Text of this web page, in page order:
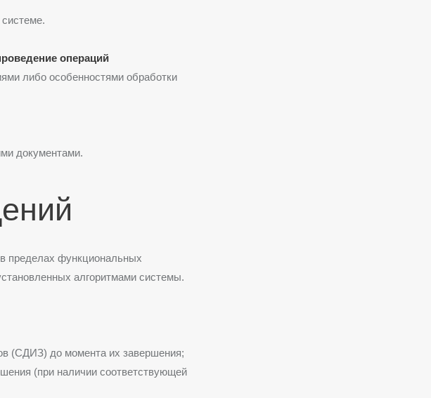
операций
либо особенностями обработки
документами.
пределах функциональных
алгоритмами системы.
(СДИЗ) до момента их завершения;
(при наличии соответствующей